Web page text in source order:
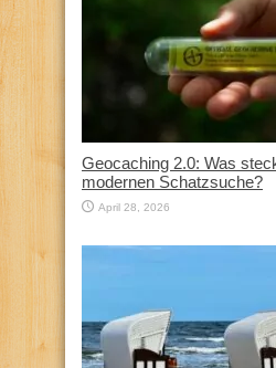
Geocaching 2.0: Was
modernen Schatzsuche?
April 28, 2026